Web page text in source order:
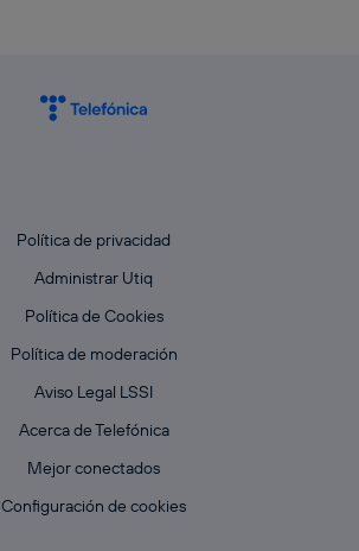
Política de privacidad
Administrar Utiq
Política de Cookies
Política de moderación
Aviso Legal LSSI
Acerca de Telefónica
Mejor conectados
Configuración de cookies